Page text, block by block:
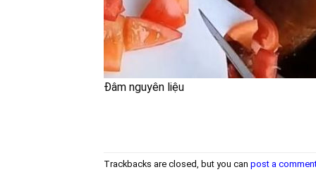
Đâm nguyên liệu
Trackbacks are closed, but you can post a